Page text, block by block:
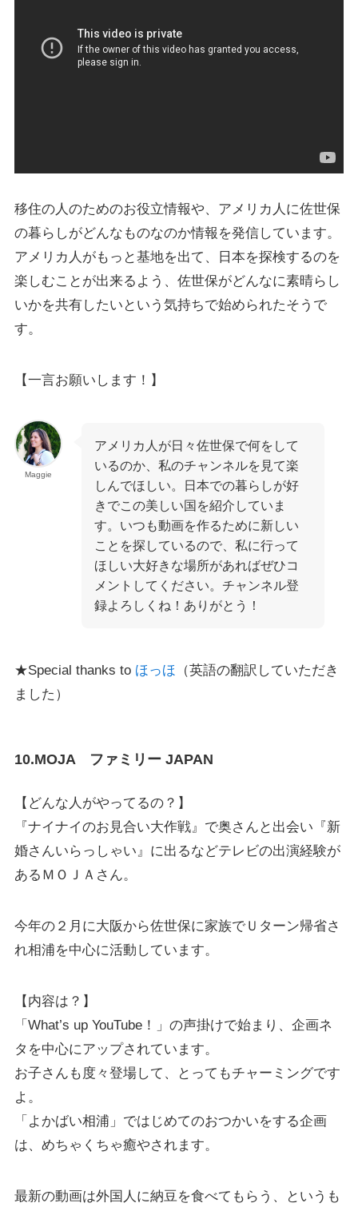
移住の人のためのお役立情報や、アメリカ人に佐世保
の暮らしがどんなものなのか情報を発信しています。
アメリカ人がもっと基地を出て、日本を探検するのを
楽しむことが出来るよう、佐世保がどんなに素晴らし
いかを共有したいという気持ちで始められたそうで
す。
【一言お願いします！】
Maggie
アメリカ人が日々佐世保で何をして
いるのか、私のチャンネルを見て楽
しんでほしい。日本での暮らしが好
きでこの美しい国を紹介していま
す。いつも動画を作るために新しい
ことを探しているので、私に行って
ほしい大好きな場所があればぜひコ
メントしてください。チャンネル登
録よろしくね！ありがとう！
★Special thanks to ほっほ
（英語の翻訳していただき
ました）
10.MOJA ファミリー JAPAN
【どんな人がやってるの？】
『ナイナイのお見合い大作戦』で奥さんと出会い『新
婚さんいらっしゃい』に出るなどテレビの出演経験が
あるＭＯＪＡさん。
今年の２月に大阪から佐世保に家族でＵターン帰省さ
れ相浦を中心に活動しています。
【内容は？】
「What’s up YouTube！」の声掛けで始まり、企画ネ
タを中心にアップされています。
お子さんも度々登場して、とってもチャーミングです
よ。
「よかばい相浦」ではじめてのおつかいをする企画
は、めちゃくちゃ癒やされます。
最新の動画は外国人に納豆を食べてもらう、というも